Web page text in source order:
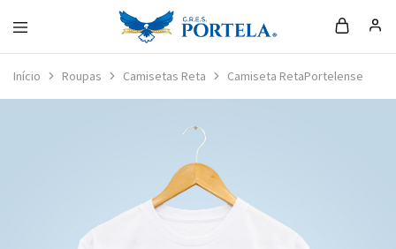
Loja
Portela
Início Roupas Camisetas Reta Camiseta RetaPortelense